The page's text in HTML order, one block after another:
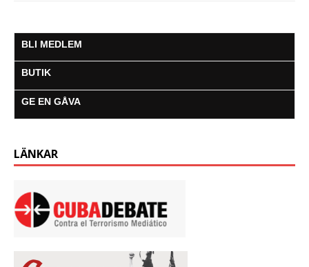
BLI MEDLEM
BUTIK
GE EN GÅVA
LÄNKAR